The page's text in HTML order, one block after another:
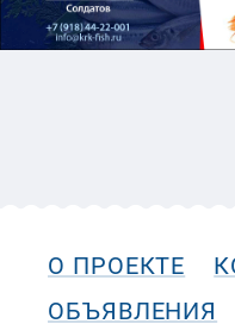
О ПРОЕКТЕ
ОБЪЯВЛЕНИЯ